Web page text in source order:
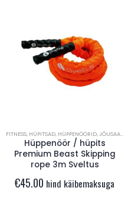
FITNESS, HÜPITSAD, HÜPPENÖÖRID,JÕUSAAL
Hüppenöör / hüpits
Premium Beast Skipping
rope 3m Sveltus
€45.00 hind käibemaksuga
out of 5
€17.00
hind käibemaksuga
0out of 5
€15.00
hind käibemaksuga